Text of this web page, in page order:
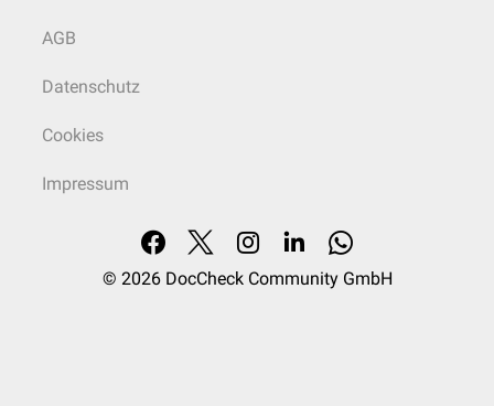
AGB
Datenschutz
Cookies
Impressum
© 2026 DocCheck Community GmbH